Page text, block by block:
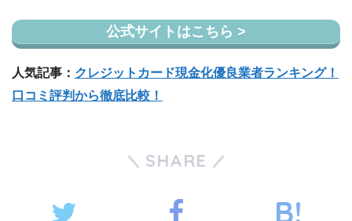
公式サイトはこちら >
人気記事： クレジットカード現金化優良業者ランキング！
口コミ評判から徹底比較！
SHARE